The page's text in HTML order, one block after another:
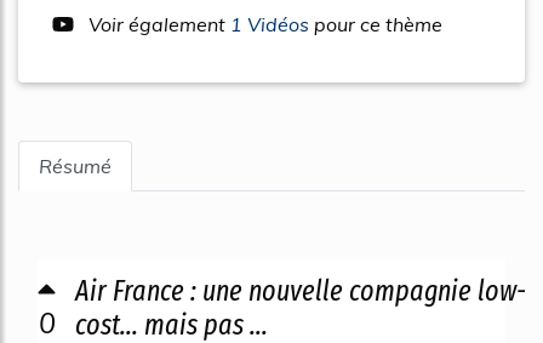
Voir également 1 Vidéos pour ce thème
Résumé
0
Air France : une nouvelle compagnie low-
cost... mais pas ...